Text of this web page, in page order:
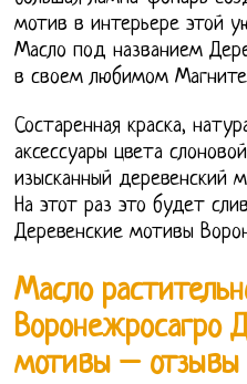
мотив в интерьере этой
Масло под названием
в своем любимом
Состаренная краска,
аксессуары цвета
изысканный деревенский
На этот раз это будет
Деревенские мотивы
Масло
Воронежросагро
мотивы – отзывы